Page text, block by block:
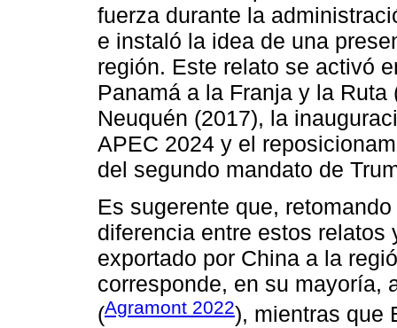
fuerza durante la
e instaló la idea de una
región. Este relato se activó
Panamá a la Franja y la
Neuquén (2017), la
APEC 2024 y el
del segundo mandato de
Es sugerente que,
diferencia entre estos
exportado por China a la
corresponde, en su mayoría,
(Agramont 2022), mientras que